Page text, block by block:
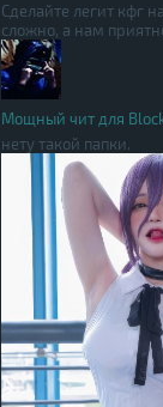
Сделайте легит кфг
сложно, а нам
Мощный чит для
нету такой папки.